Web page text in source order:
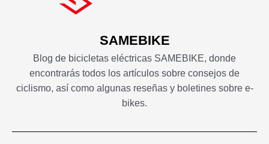
SAMEBIKE
Blog de bicicletas eléctricas SAMEBIKE, donde
encontrarás todos los artículos sobre consejos de
ciclismo, así como algunas reseñas y boletines sobre e-
bikes.